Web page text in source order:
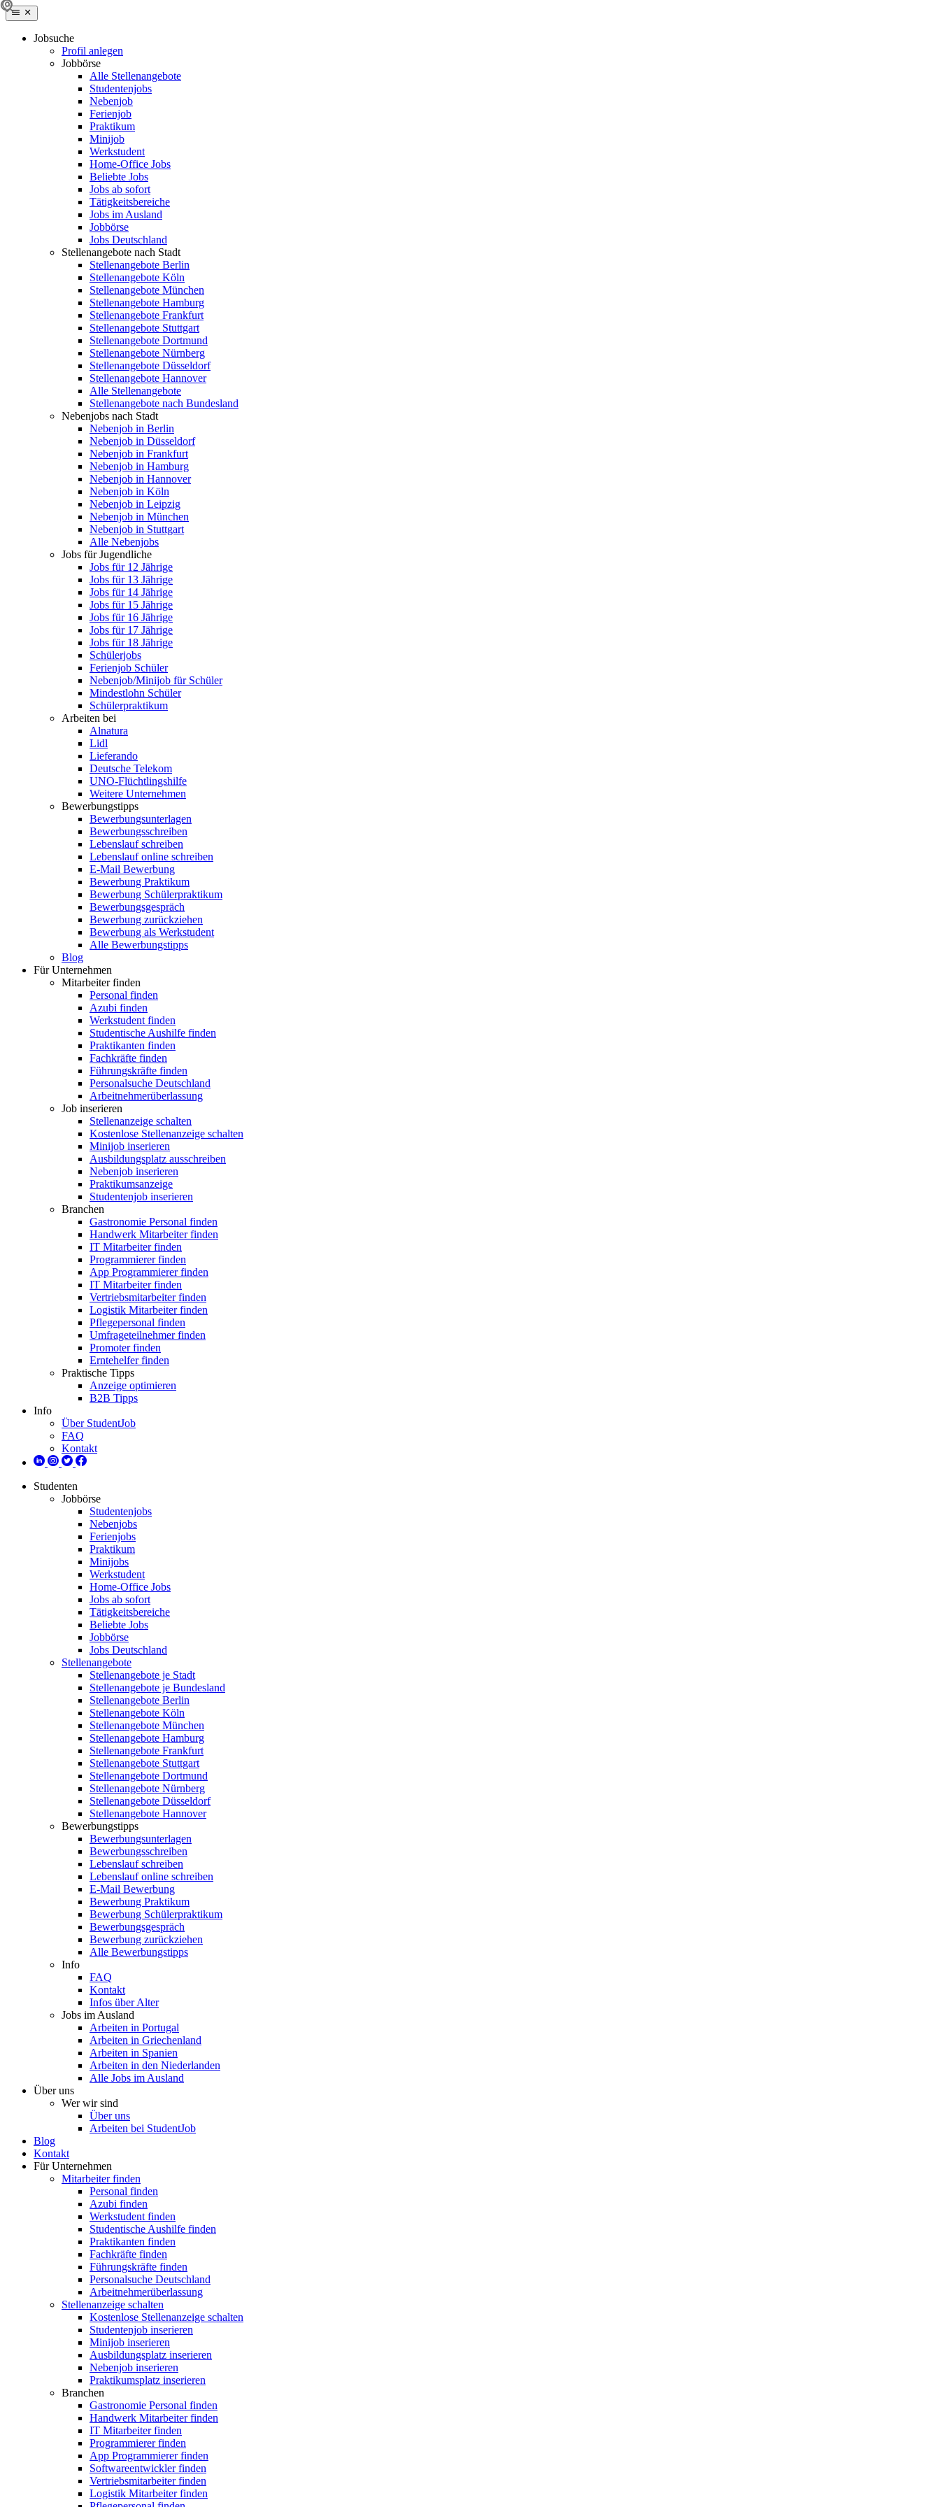
Jobsuche
Profil anlegen
Jobbörse
Alle Stellenangebote
Studentenjobs
Nebenjob
Ferienjob
Praktikum
Minijob
Werkstudent
Home-Office Jobs
Beliebte Jobs
Jobs ab sofort
Tätigkeitsbereiche
Jobs im Ausland
Jobbörse
Jobs Deutschland
Stellenangebote nach Stadt
Stellenangebote Berlin
Stellenangebote Köln
Stellenangebote München
Stellenangebote Hamburg
Stellenangebote Frankfurt
Stellenangebote Stuttgart
Stellenangebote Dortmund
Stellenangebote Nürnberg
Stellenangebote Düsseldorf
Stellenangebote Hannover
Alle Stellenangebote
Stellenangebote nach Bundesland
Nebenjobs nach Stadt
Nebenjob in Berlin
Nebenjob in Düsseldorf
Nebenjob in Frankfurt
Nebenjob in Hamburg
Nebenjob in Hannover
Nebenjob in Köln
Nebenjob in Leipzig
Nebenjob in München
Nebenjob in Stuttgart
Alle Nebenjobs
Jobs für Jugendliche
Jobs für 12 Jährige
Jobs für 13 Jährige
Jobs für 14 Jährige
Jobs für 15 Jährige
Jobs für 16 Jährige
Jobs für 17 Jährige
Jobs für 18 Jährige
Schülerjobs
Ferienjob Schüler
Nebenjob/Minijob für Schüler
Mindestlohn Schüler
Schülerpraktikum
Arbeiten bei
Alnatura
Lidl
Lieferando
Deutsche Telekom
UNO-Flüchtlingshilfe
Weitere Unternehmen
Bewerbungstipps
Bewerbungsunterlagen
Bewerbungsschreiben
Lebenslauf schreiben
Lebenslauf online schreiben
E-Mail Bewerbung
Bewerbung Praktikum
Bewerbung Schülerpraktikum
Bewerbungsgespräch
Bewerbung zurückziehen
Bewerbung als Werkstudent
Alle Bewerbungstipps
Blog
Für Unternehmen
Mitarbeiter finden
Personal finden
Azubi finden
Werkstudent finden
Studentische Aushilfe finden
Praktikanten finden
Fachkräfte finden
Führungskräfte finden
Personalsuche Deutschland
Arbeitnehmerüberlassung
Job inserieren
Stellenanzeige schalten
Kostenlose Stellenanzeige schalten
Minijob inserieren
Ausbildungsplatz ausschreiben
Nebenjob inserieren
Praktikumsanzeige
Studentenjob inserieren
Branchen
Gastronomie Personal finden
Handwerk Mitarbeiter finden
IT Mitarbeiter finden
Programmierer finden
App Programmierer finden
IT Mitarbeiter finden
Vertriebsmitarbeiter finden
Logistik Mitarbeiter finden
Pflegepersonal finden
Umfrageteilnehmer finden
Promoter finden
Erntehelfer finden
Praktische Tipps
Anzeige optimieren
B2B Tipps
Info
Über StudentJob
FAQ
Kontakt
Studenten
Jobbörse
Studentenjobs
Nebenjobs
Ferienjobs
Praktikum
Minijobs
Werkstudent
Home-Office Jobs
Jobs ab sofort
Tätigkeitsbereiche
Beliebte Jobs
Jobbörse
Jobs Deutschland
Stellenangebote
Stellenangebote je Stadt
Stellenangebote je Bundesland
Stellenangebote Berlin
Stellenangebote Köln
Stellenangebote München
Stellenangebote Hamburg
Stellenangebote Frankfurt
Stellenangebote Stuttgart
Stellenangebote Dortmund
Stellenangebote Nürnberg
Stellenangebote Düsseldorf
Stellenangebote Hannover
Bewerbungstipps
Bewerbungsunterlagen
Bewerbungsschreiben
Lebenslauf schreiben
Lebenslauf online schreiben
E-Mail Bewerbung
Bewerbung Praktikum
Bewerbung Schülerpraktikum
Bewerbungsgespräch
Bewerbung zurückziehen
Alle Bewerbungstipps
Info
FAQ
Kontakt
Infos über Alter
Jobs im Ausland
Arbeiten in Portugal
Arbeiten in Griechenland
Arbeiten in Spanien
Arbeiten in den Niederlanden
Alle Jobs im Ausland
Über uns
Wer wir sind
Über uns
Arbeiten bei StudentJob
Blog
Kontakt
Für Unternehmen
Mitarbeiter finden
Personal finden
Azubi finden
Werkstudent finden
Studentische Aushilfe finden
Praktikanten finden
Fachkräfte finden
Führungskräfte finden
Personalsuche Deutschland
Arbeitnehmerüberlassung
Stellenanzeige schalten
Kostenlose Stellenanzeige schalten
Studentenjob inserieren
Minijob inserieren
Ausbildungsplatz inserieren
Nebenjob inserieren
Praktikumsplatz inserieren
Branchen
Gastronomie Personal finden
Handwerk Mitarbeiter finden
IT Mitarbeiter finden
Programmierer finden
App Programmierer finden
Softwareentwickler finden
Vertriebsmitarbeiter finden
Logistik Mitarbeiter finden